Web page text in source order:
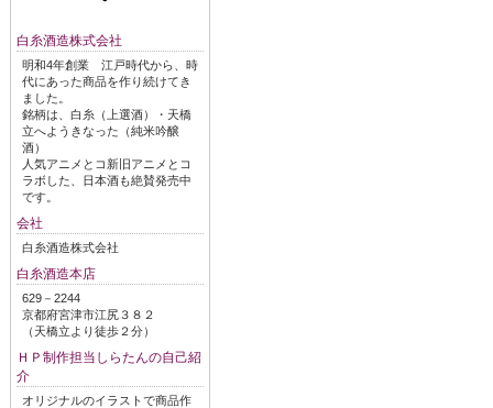
白糸酒造株式会社
明和4年創業 江戸時代から、時
代にあった商品を作り続けてき
ました。
銘柄は、白糸（上選酒）・天橋
立へようきなった（純米吟醸
酒）
人気アニメとコ新旧アニメとコ
ラボした、日本酒も絶賛発売中
です。
会社
白糸酒造株式会社
白糸酒造本店
629－2244
京都府宮津市江尻３８２
（天橋立より徒歩２分）
ＨＰ制作担当しらたんの自己紹
介
オリジナルのイラストで商品作